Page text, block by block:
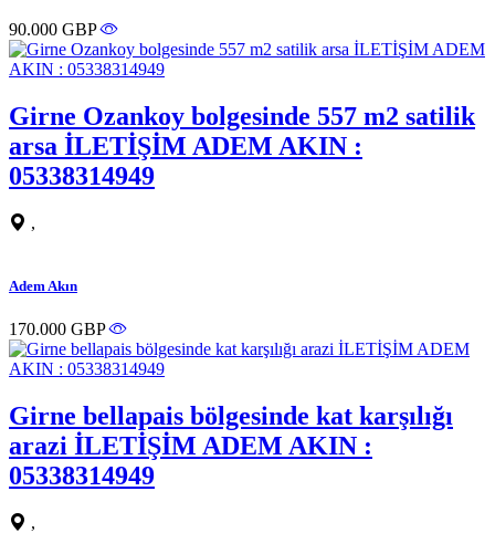
90.000 GBP
Girne Ozankoy bolgesinde 557 m2 satilik
arsa İLETİŞİM ADEM AKIN :
05338314949
,
Adem Akın
170.000 GBP
Girne bellapais bölgesinde kat karşılığı
arazi İLETİŞİM ADEM AKIN :
05338314949
,